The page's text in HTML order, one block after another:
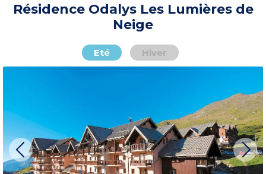
Résidence Odalys Les Lumières de
Neige
Eté Hiver